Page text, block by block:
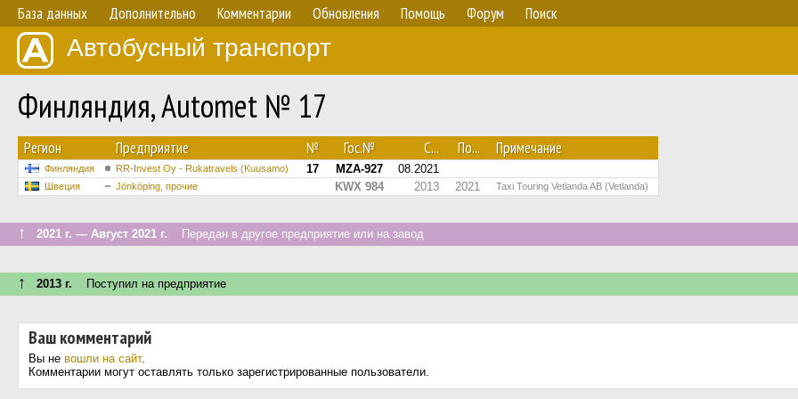
База данных Дополнительно Комментарии Обновления Помощь Форум Поиск
Автобусный транспорт
Финляндия, Automet № 17
Регион Предприятие № Гос.№ С... По... Примечание
Финляндия RR-Invest Oy - Rukatravels (Kuusamo) 17 MZA-927 08.2021
Швеция Jönköping, прочие KWX 984 2013 2021 Taxi Touring Vetlanda AB (Vetlanda)
↑ 2021 г. — Август 2021 г. Передан в другое предприятие или на завод
↑ 2013 г. Поступил на предприятие
Ваш комментарий
Вы не вошли на сайт.
Комментарии могут оставлять только зарегистрированные пользователи.